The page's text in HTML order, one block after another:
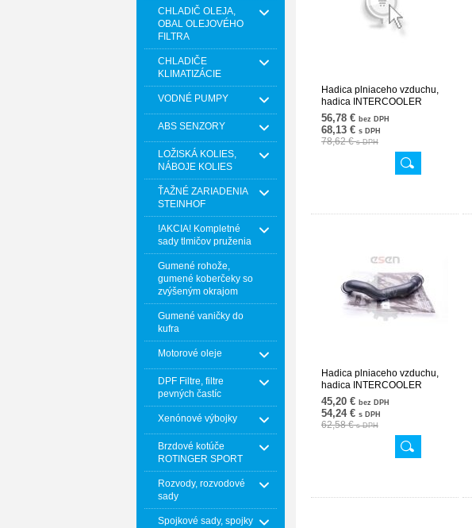
CHLADIČ OLEJA,
OBAL OLEJOVÉHO
FILTRA
CHLADIČE
KLIMATIZÁCIE
VODNÉ PUMPY
ABS SENZORY
LOŽISKÁ KOLIES,
NÁBOJE KOLIES
ŤAŽNÉ ZARIADENIA
STEINHOF
!AKCIA! Kompletné
sady tlmičov pruženia
Gumené rohože,
gumené koberčeky so
zvýšeným okrajom
Gumené vaničky do
kufra
Motorové oleje
DPF Filtre, filtre
pevných častíc
Xenónové výbojky
Brzdové kotúče
ROTINGER SPORT
Rozvody, rozvodové
sady
Spojkové sady, spojky
Hadica plniaceho vzduchu,
hadica INTERCOOLER
2045282682 43SKV111
56,78 € bez DPH
68,13 € s DPH
78,62 €s DPH
Hadica plniaceho vzduchu,
hadica INTERCOOLER
2115281882 24SKV627
45,20 € bez DPH
54,24 € s DPH
62,58 €s DPH